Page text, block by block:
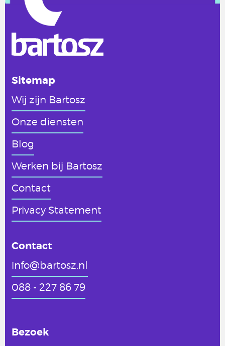
Sitemap
Wij zijn Bartosz
Onze diensten
Blog
Werken bij Bartosz
Contact
Privacy Statement
Contact
info@bartosz.nl
088 - 227 86 79
Bezoek